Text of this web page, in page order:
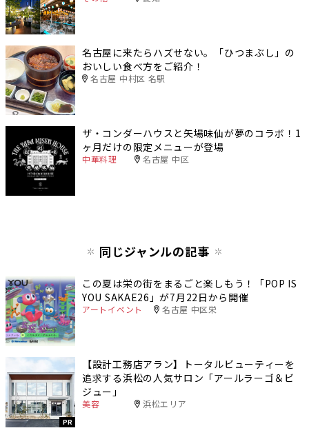
名古屋に来たらハズせない。「ひつまぶし」の
おいしい食べ方をご紹介！
名古屋 中村区 名駅
ザ・コンダーハウスと矢場味仙が夢のコラボ！1
ヶ月だけの限定メニューが登場
中華料理 名古屋 中区
同じジャンルの記事
この夏は栄の街をまるごと楽しもう！「POP IS
YOU SAKAE26」が7月22日から開催
アートイベント 名古屋 中区栄
PR
【設計工務店アラン】トータルビューティーを
追求する浜松の人気サロン「アールラーゴ＆ビ
ジュー」
美容 浜松エリア